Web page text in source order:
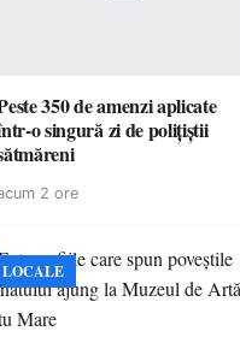
350 de amenzi aplicate
o singură zi de polițiștii
2 ore
LOCALE